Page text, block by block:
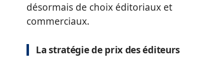
désormais de choix éditoriaux et
commerciaux.
La stratégie de prix des éditeurs